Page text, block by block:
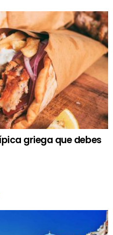
griega que debes